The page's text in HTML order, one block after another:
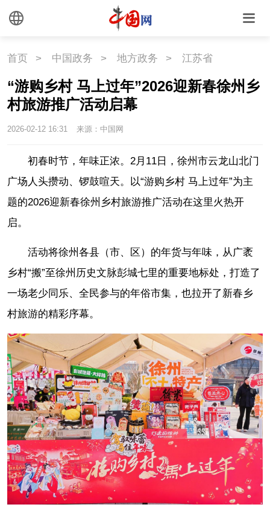
首页 > 中国政务 > 地方政务 > 江苏省
“游购乡村 马上过年”2026迎新春徐州乡
村旅游推广活动启幕
2026-02-12 16:31 来源：中国网
初春时节，年味正浓。2月11日，徐州市云龙山北门
广场人头攒动、锣鼓喧天。以“游购乡村 马上过年”为主
题的2026迎新春徐州乡村旅游推广活动在这里火热开
启。
活动将徐州各县（市、区）的年货与年味，从广袤
乡村“搬”至徐州历史文脉彭城七里的重要地标处，打造了
一场老少同乐、全民参与的年俗市集，也拉开了新春乡
村旅游的精彩序幕。